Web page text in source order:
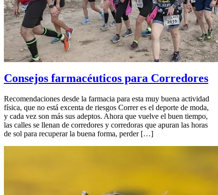
Consejos farmacéuticos para Corredores
Recomendaciones desde la farmacia para esta muy buena actividad
física, que no está excenta de riesgos Correr es el deporte de moda,
y cada vez son más sus adeptos. Ahora que vuelve el buen tiempo,
las calles se llenan de corredores y corredoras que apuran las horas
de sol para recuperar la buena forma, perder […]